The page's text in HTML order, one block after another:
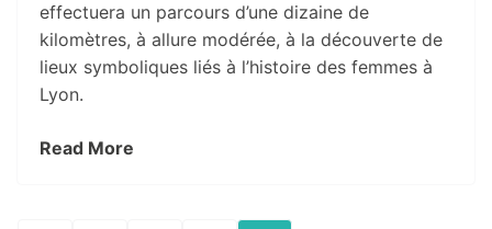
effectuera un parcours d’une dizaine de
kilomètres, à allure modérée, à la découverte de
lieux symboliques liés à l’histoire des femmes à
Lyon.
Read More